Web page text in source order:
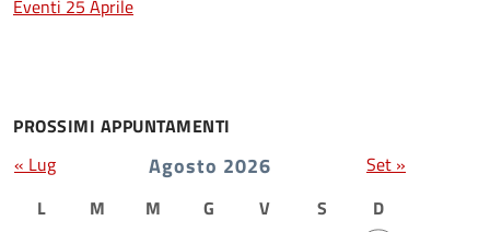
Eventi 25 Aprile
PROSSIMI APPUNTAMENTI
Agosto 2026
L M M G V S D
« Lug Set »